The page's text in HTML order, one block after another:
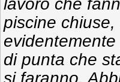
lavoro che
piscine
di punta che
si faranno.